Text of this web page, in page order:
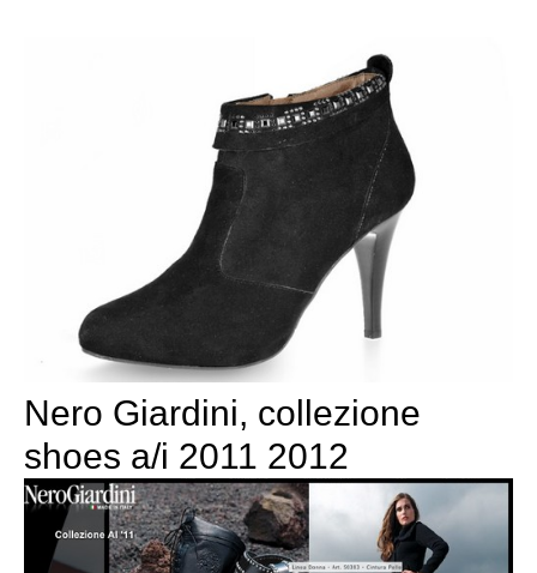
Nero Giardini, collezione
shoes a/i 2011 2012